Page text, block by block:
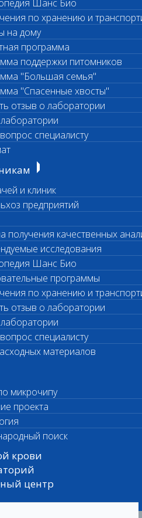
Шанс Био
по хранению и
на дому
программа
поддержки питомников
"Большая семья"
"Спасенные хвосты"
отзыв о лаборатории
специалисту
и клиник
предприятий
получения качественных
исследования
Шанс Био
программы
по хранению и
отзыв о лаборатории
специалисту
материалов
микрочипу
проекта
поиск
крови
центр
исследования
исследования
исследования